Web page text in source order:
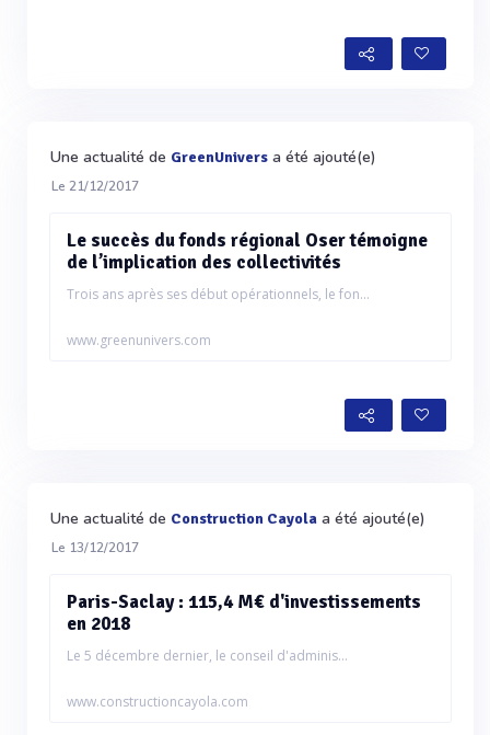
Une actualité de GreenUnivers a été ajouté(e)
Le 21/12/2017
Le succès du fonds régional Oser témoigne
de l’implication des collectivités
Trois ans après ses début opérationnels, le fon...
www.greenunivers.com
Une actualité de Construction Cayola a été ajouté(e)
Le 13/12/2017
Paris-Saclay : 115,4 M€ d'investissements
en 2018
Le 5 décembre dernier, le conseil d'adminis...
www.constructioncayola.com